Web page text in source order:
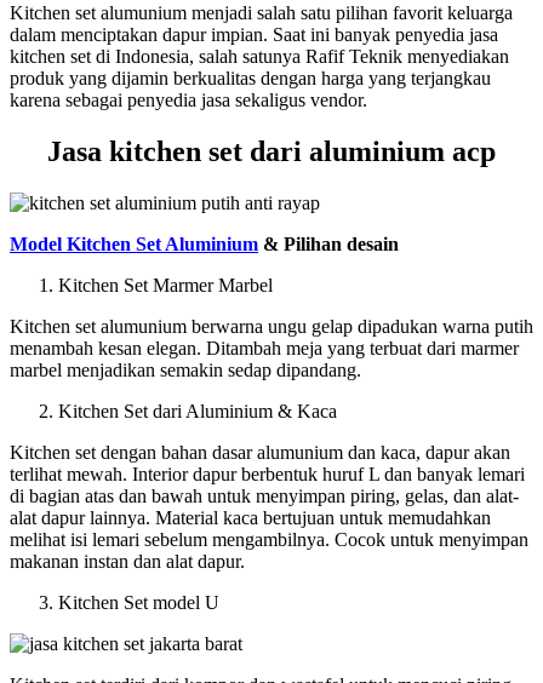
Kitchen set alumunium menjadi salah satu pilihan favorit keluarga
dalam menciptakan dapur impian. Saat ini banyak penyedia jasa
kitchen set di Indonesia, salah satunya Rafif Teknik menyediakan
produk yang dijamin berkualitas dengan harga yang terjangkau
karena sebagai penyedia jasa sekaligus vendor.
Jasa kitchen set dari aluminium acp
Model Kitchen Set Aluminium & Pilihan desain
Kitchen Set Marmer Marbel
Kitchen set alumunium berwarna ungu gelap dipadukan warna putih
menambah kesan elegan. Ditambah meja yang terbuat dari marmer
marbel menjadikan semakin sedap dipandang.
Kitchen Set dari Aluminium & Kaca
Kitchen set dengan bahan dasar alumunium dan kaca, dapur akan
terlihat mewah. Interior dapur berbentuk huruf L dan banyak lemari
di bagian atas dan bawah untuk menyimpan piring, gelas, dan alat-
alat dapur lainnya. Material kaca bertujuan untuk memudahkan
melihat isi lemari sebelum mengambilnya. Cocok untuk menyimpan
makanan instan dan alat dapur.
Kitchen Set model U